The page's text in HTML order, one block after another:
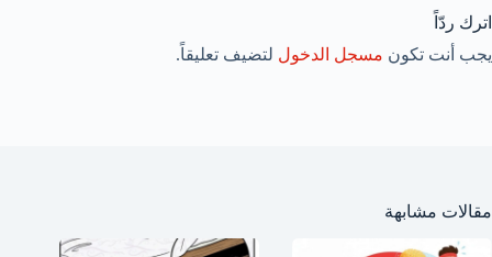
اترك ردّاً
يجب أنت تكون مسجل الدخول لتضيف تعليقاً.
مقالات مشابهة